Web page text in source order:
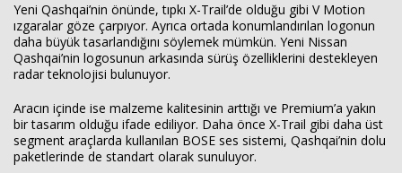
Yeni Qashqai’nin önünde, tıpkı X-Trail’de olduğu gibi V Motion
ızgaralar göze çarpıyor. Ayrıca ortada konumlandırılan logonun
daha büyük tasarlandığını söylemek mümkün. Yeni Nissan
Qashqai’nin logosunun arkasında sürüş özelliklerini destekleyen
radar teknolojisi bulunuyor.
Aracın içinde ise malzeme kalitesinin arttığı ve Premium’a yakın
bir tasarım olduğu ifade ediliyor. Daha önce X-Trail gibi daha üst
segment araçlarda kullanılan BOSE ses sistemi, Qashqai’nin dolu
paketlerinde de standart olarak sunuluyor.
Haberin Doğru Adresi.